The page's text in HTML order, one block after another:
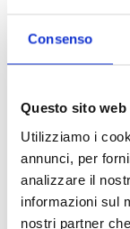
Consenso
Questo sito
Utilizziamo i
annunci, per
analizzare il
informazioni sul
nostri partner
1